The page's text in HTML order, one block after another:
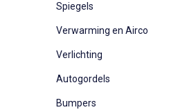
Spiegels
Verwarming en Airco
Verlichting
Autogordels
Bumpers